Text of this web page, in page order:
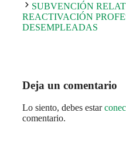
SUBVENCIÓN
REACTIVACIÓN
DESEMPLEADAS
Deja un comentario
Lo siento, debes estar
comentario.